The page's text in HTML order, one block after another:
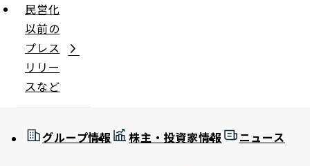
民営化
以前の
プレス
リリー
スなど
グループ情報 株主・投資家情報 ニュース